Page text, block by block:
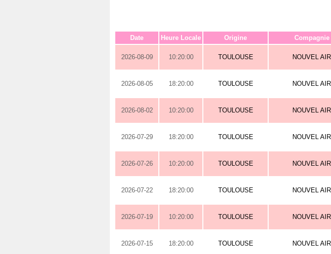
Date Heure Locale Origine Compagnie
2026-08-09 10:20:00 TOULOUSE NOUVEL AIR
2026-08-05 18:20:00 TOULOUSE NOUVEL AIR
2026-08-02 10:20:00 TOULOUSE NOUVEL AIR
2026-07-29 18:20:00 TOULOUSE NOUVEL AIR
2026-07-26 10:20:00 TOULOUSE NOUVEL AIR
2026-07-22 18:20:00 TOULOUSE NOUVEL AIR
2026-07-19 10:20:00 TOULOUSE NOUVEL AIR
2026-07-15 18:20:00 TOULOUSE NOUVEL AIR